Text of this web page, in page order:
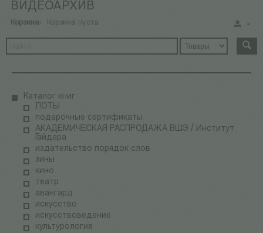
ВИДЕОАРХИВ
Корзина: Корзина пуста
Каталог книг
ЛОТЫ
подарочные сертификаты
АКАДЕМИЧЕСКАЯ РАСПРОДАЖА ВШЭ / Институт
Гайдара
издательство порядок слов
зины
кино
театр
авангард
искусство
искусствоведение
культурология